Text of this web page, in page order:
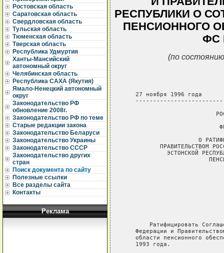
Ростовская область
Саратовская область
Свердловская область
Тульская область
Тюменская область
Тверская область
Республика Удмуртия
Ханты-Мансийский
автономный округ
Челябинская область
Республика САХА (Якутия)
Ямало-Ненецкий автономный
округ
Законодательство РФ
обновление 2008г.
Законодательство РФ по теме
Старые редакции закона
Законодательство Беларуси
Законодательство Украины
Законодательство СССР
Законодательство других
стран
Поиск документа по сайту
Полезные ссылки
Все разделы сайта
Контакты
Реклама
РЕСПУБЛИКИ О
ПЕНСИОННОГО
ФС
(по
27 ноября 1996 года
О
ПРАВИТЕЛЬСТВОМ
ЭСТОНСКОЙ
Ратифицировать
Федерации и
области пенсионного
   1993 года.